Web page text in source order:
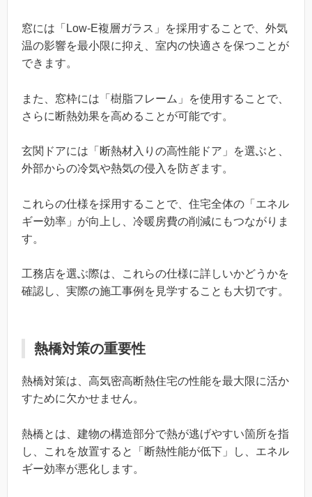
窓には「Low-E複層ガラス」を採用することで、外気
温の影響を最小限に抑え、室内の快適さを保つことが
できます。
また、窓枠には「樹脂フレーム」を使用することで、
さらに断熱効果を高めることが可能です。
玄関ドアには「断熱材入りの高性能ドア」を選ぶと、
外部からの冷気や熱気の侵入を防ぎます。
これらの仕様を採用することで、住宅全体の「エネル
ギー効率」が向上し、冷暖房費の削減にもつながりま
す。
工務店を選ぶ際は、これらの仕様に詳しいかどうかを
確認し、実際の施工事例を見学することも大切です。
熱橋対策の重要性
熱橋対策は、高気密高断熱住宅の性能を最大限に活か
すために欠かせません。
熱橋とは、建物の構造部分で熱が逃げやすい箇所を指
し、これを放置すると「断熱性能が低下」し、エネル
ギー効率が悪化します。